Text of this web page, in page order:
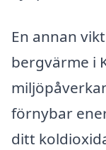
En annan
bergvärme i
förnybar
ditt